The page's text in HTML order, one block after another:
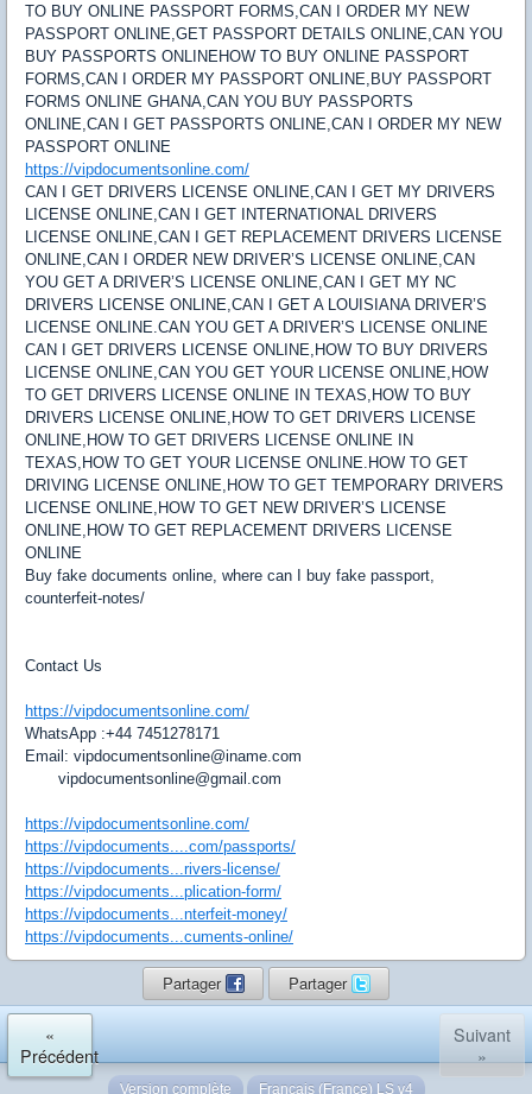
TO BUY ONLINE PASSPORT FORMS,CAN I ORDER MY NEW
PASSPORT ONLINE,GET PASSPORT DETAILS ONLINE,CAN YOU
BUY PASSPORTS ONLINEHOW TO BUY ONLINE PASSPORT
FORMS,CAN I ORDER MY PASSPORT ONLINE,BUY PASSPORT
FORMS ONLINE GHANA,CAN YOU BUY PASSPORTS
ONLINE,CAN I GET PASSPORTS ONLINE,CAN I ORDER MY NEW
PASSPORT ONLINE
https://vipdocumentsonline.com/
CAN I GET DRIVERS LICENSE ONLINE,CAN I GET MY DRIVERS
LICENSE ONLINE,CAN I GET INTERNATIONAL DRIVERS
LICENSE ONLINE,CAN I GET REPLACEMENT DRIVERS LICENSE
ONLINE,CAN I ORDER NEW DRIVER’S LICENSE ONLINE,CAN
YOU GET A DRIVER’S LICENSE ONLINE,CAN I GET MY NC
DRIVERS LICENSE ONLINE,CAN I GET A LOUISIANA DRIVER’S
LICENSE ONLINE.CAN YOU GET A DRIVER’S LICENSE ONLINE
CAN I GET DRIVERS LICENSE ONLINE,HOW TO BUY DRIVERS
LICENSE ONLINE,CAN YOU GET YOUR LICENSE ONLINE,HOW
TO GET DRIVERS LICENSE ONLINE IN TEXAS,HOW TO BUY
DRIVERS LICENSE ONLINE,HOW TO GET DRIVERS LICENSE
ONLINE,HOW TO GET DRIVERS LICENSE ONLINE IN
TEXAS,HOW TO GET YOUR LICENSE ONLINE.HOW TO GET
DRIVING LICENSE ONLINE,HOW TO GET TEMPORARY DRIVERS
LICENSE ONLINE,HOW TO GET NEW DRIVER’S LICENSE
ONLINE,HOW TO GET REPLACEMENT DRIVERS LICENSE
ONLINE
Buy fake documents online, where can I buy fake passport,
counterfeit-notes/
Contact Us
https://vipdocumentsonline.com/
WhatsApp :+44 7451278171
Email: vipdocumentsonline@iname.com
vipdocumentsonline@gmail.com
https://vipdocumentsonline.com/
https://vipdocuments....com/passports/
https://vipdocuments...rivers-license/
https://vipdocuments...plication-form/
https://vipdocuments...nterfeit-money/
https://vipdocuments...cuments-online/
Partager Partager
«
Précédent
Suivant
»
Version complète Français (France) LS v4